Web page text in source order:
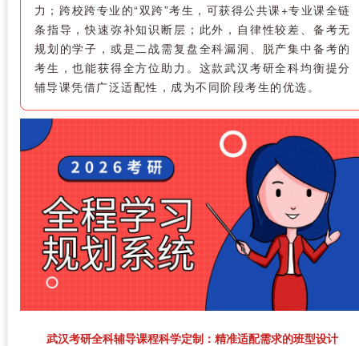
力；跨校跨专业的“双跨”考生，可获得公共课+专业课全链
条指导，快速弥补知识断层；此外，自律性较差、备考无
规划的学子，或是二战需复盘全科漏洞、脱产集中备考的
考生，也能获得全方位助力。这款武汉考研全科均衡提分
辅导课凭借广泛适配性，成为不同阶段考生的优选。
武汉考研全科辅导课程科学定制：精准适配需求的班型设计